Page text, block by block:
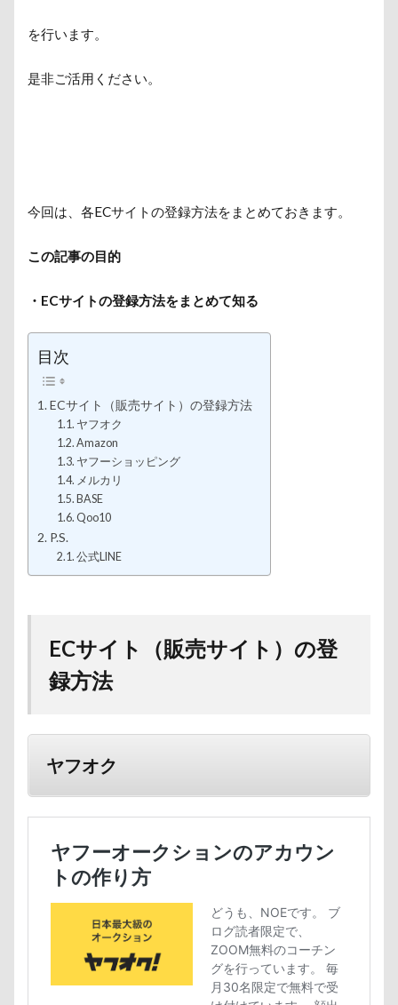
を行います。
是非ご活用ください。
今回は、各ECサイトの登録方法をまとめておきます。
この記事の目的
・ECサイトの登録方法をまとめて知る
目次
ECサイト（販売サイト）の登録方法
ヤフオク
Amazon
ヤフーショッピング
メルカリ
BASE
Qoo10
P.S.
公式LINE
ECサイト（販売サイト）の登
録方法
ヤフオク